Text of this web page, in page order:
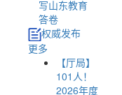
权威发布
更多
【厅局】
101人！
2026年度